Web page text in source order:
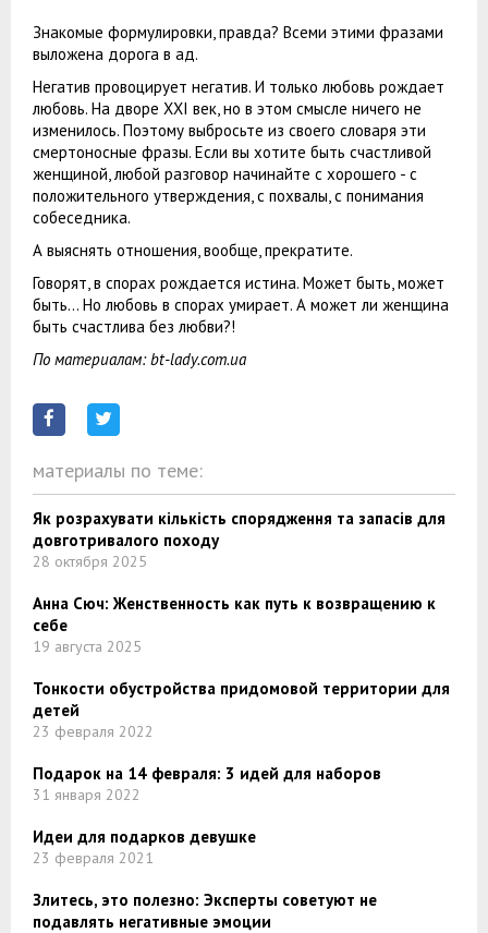
Знакомые формулировки, правда? Всеми этими фразами
выложена дорога в ад.
Негатив провоцирует негатив. И только любовь рождает
любовь. На дворе XXI век, но в этом смысле ничего не
изменилось. Поэтому выбросьте из своего словаря эти
смертоносные фразы. Если вы хотите быть счастливой
женщиной, любой разговор начинайте с хорошего - с
положительного утверждения, с похвалы, с понимания
собеседника.
А выяснять отношения, вообще, прекратите.
Говорят, в спорах рождается истина. Может быть, может
быть… Но любовь в спорах умирает. А может ли женщина
быть счастлива без любви?!
По материалам: bt-lady.com.ua
материалы по теме:
Як розрахувати кількість спорядження та запасів для
довготривалого походу
28 октября 2025
Анна Сюч: Женственность как путь к возвращению к
себе
19 августа 2025
Тонкости обустройства придомовой территории для
детей
23 февраля 2022
Подарок на 14 февраля: 3 идей для наборов
31 января 2022
Идеи для подарков девушке
23 февраля 2021
Злитесь, это полезно: Эксперты советуют не
подавлять негативные эмоции